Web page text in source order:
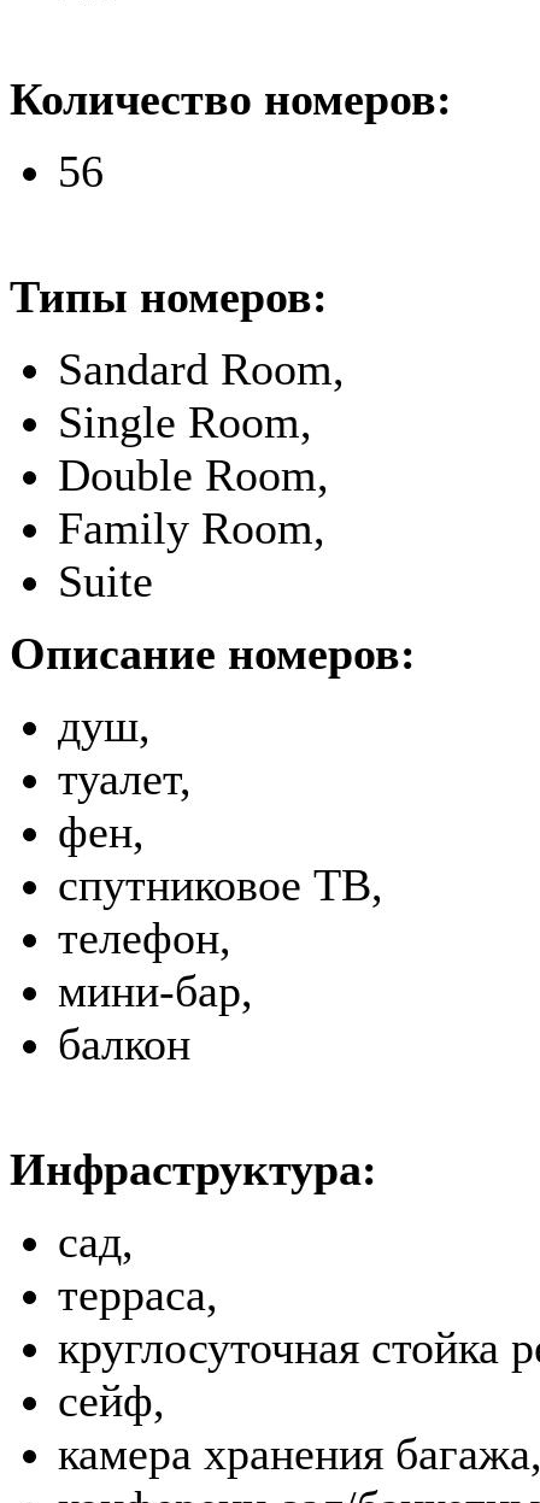
Количество номеров:
56
Типы номеров:
Sandard Room,
Single Room,
Double Room,
Family Room,
Suite
Описание номеров:
душ,
туалет,
фен,
спутниковое ТВ,
телефон,
мини-бар,
балкон
Инфраструктура:
сад,
терраса,
круглосуточная стойка
сейф,
камера хранения